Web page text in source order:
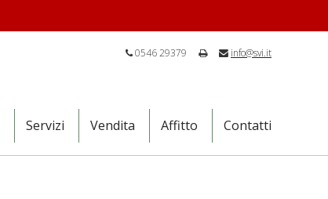
0546 29379 info@svi.it
Servizi Vendita Affitto Contatti